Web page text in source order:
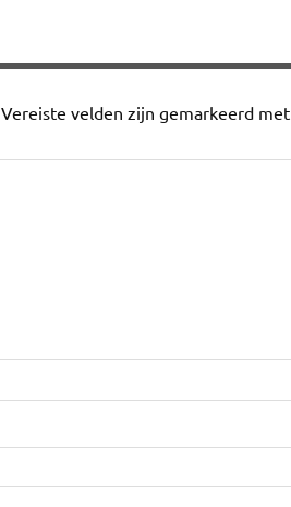
Vereiste velden zijn gemarkeerd met